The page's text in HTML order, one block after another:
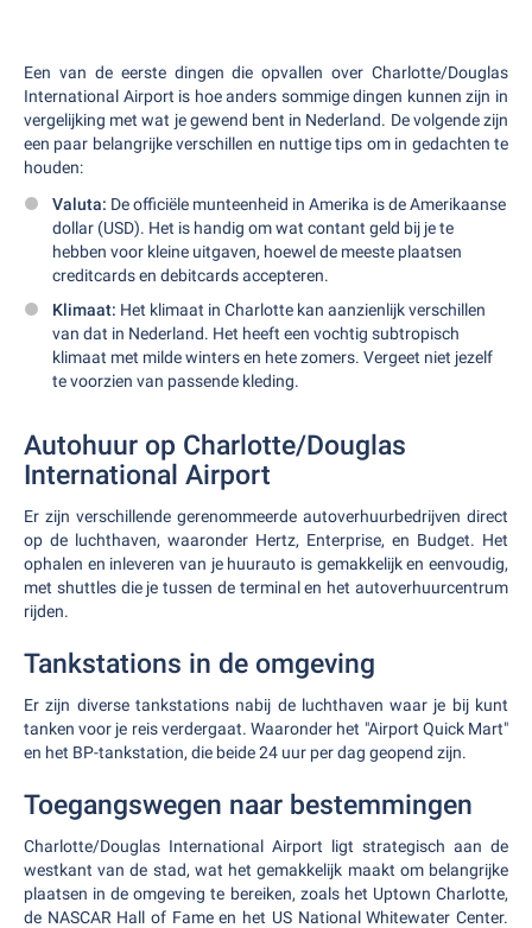
Een van de eerste dingen die opvallen over Charlotte/Douglas
International Airport is hoe anders sommige dingen kunnen zijn in
vergelijking met wat je gewend bent in Nederland. De volgende zijn
een paar belangrijke verschillen en nuttige tips om in gedachten te
houden:
Valuta: De officiële munteenheid in Amerika is de Amerikaanse
dollar (USD). Het is handig om wat contant geld bij je te
hebben voor kleine uitgaven, hoewel de meeste plaatsen
creditcards en debitcards accepteren.
Klimaat: Het klimaat in Charlotte kan aanzienlijk verschillen
van dat in Nederland. Het heeft een vochtig subtropisch
klimaat met milde winters en hete zomers. Vergeet niet jezelf
te voorzien van passende kleding.
Autohuur op Charlotte/Douglas
International Airport
Er zijn verschillende gerenommeerde autoverhuurbedrijven direct
op de luchthaven, waaronder Hertz, Enterprise, en Budget. Het
ophalen en inleveren van je huurauto is gemakkelijk en eenvoudig,
met shuttles die je tussen de terminal en het autoverhuurcentrum
rijden.
Tankstations in de omgeving
Er zijn diverse tankstations nabij de luchthaven waar je bij kunt
tanken voor je reis verdergaat. Waaronder het "Airport Quick Mart"
en het BP-tankstation, die beide 24 uur per dag geopend zijn.
Toegangswegen naar bestemmingen
Charlotte/Douglas International Airport ligt strategisch aan de
westkant van de stad, wat het gemakkelijk maakt om belangrijke
plaatsen in de omgeving te bereiken, zoals het Uptown Charlotte,
de NASCAR Hall of Fame en het US National Whitewater Center.